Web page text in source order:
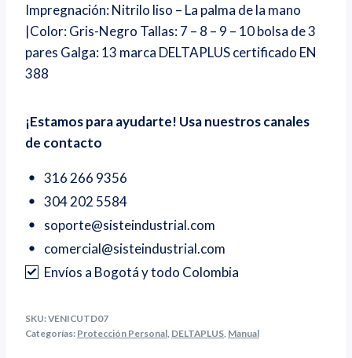
Impregnación: Nitrilo liso – La palma de la mano
|Color: Gris-Negro Tallas: 7 – 8 – 9 – 10 bolsa de 3
pares Galga: 13 marca DELTAPLUS certificado EN
388
¡Estamos para ayudarte! Usa nuestros canales
de contacto
316 266 9356
304 202 5584
soporte@sisteindustrial.com
comercial@sisteindustrial.com
Envíos a Bogotá y todo Colombia
SKU:VENICUTD07
Categorías: Protección Personal DELTAPLUS Manual